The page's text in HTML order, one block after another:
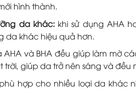
hình thành.
da khác: khi sử dụng AHA
da khác hiệu quả hơn.
AHA và BHA đều giúp làm mờ
giúp da trở nên sáng và đều
hợp cho nhiều loại da khác